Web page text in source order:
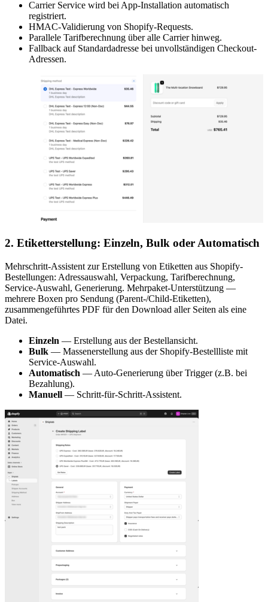
Carrier Service wird bei App-Installation automatisch
registriert.
HMAC-Validierung von Shopify-Requests.
Parallele Tarifberechnung über alle Carrier hinweg.
Fallback auf Standardadresse bei unvollständigen Checkout-
Adressen.
2. Etiketterstellung: Einzeln, Bulk oder Automatisch
Mehrschritt-Assistent zur Erstellung von Etiketten aus Shopify-
Bestellungen: Adressauswahl, Verpackung, Tarifberechnung,
Service-Auswahl, Generierung. Mehrpaket-Unterstützung —
mehrere Boxen pro Sendung (Parent-/Child-Etiketten),
zusammengeführtes PDF für den Download aller Seiten als eine
Datei.
Einzeln — Erstellung aus der Bestellansicht.
Bulk — Massenerstellung aus der Shopify-Bestellliste mit
Service-Auswahl.
Automatisch — Auto-Generierung über Trigger (z.B. bei
Bezahlung).
Manuell — Schritt-für-Schritt-Assistent.